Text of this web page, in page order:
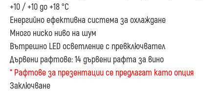
+10 / +10 до +18 °C
Енергийно ефективна система за охлаждане
Много ниско ниво на шум
Вътрешно LED осветление с превключвател
Дървени рафтове: 14 дървени рафта за вино
* Рафтове за презентации се предлагат като опция
Заключване